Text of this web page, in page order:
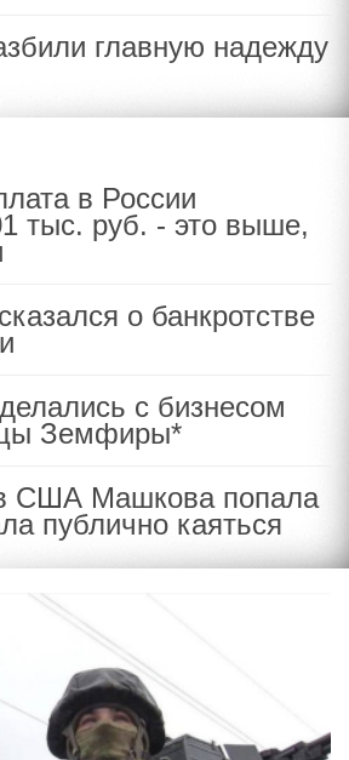
главную надежду
в России
тыс. руб. - это выше,
о банкротстве
с бизнесом
Земфиры*
США Машкова попала
публично каяться